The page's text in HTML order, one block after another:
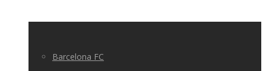
Barcelona FC